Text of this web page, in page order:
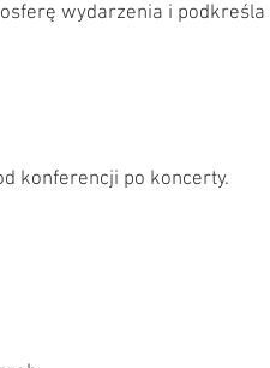
wydarzenia i podkreśla
konferencji po koncerty.